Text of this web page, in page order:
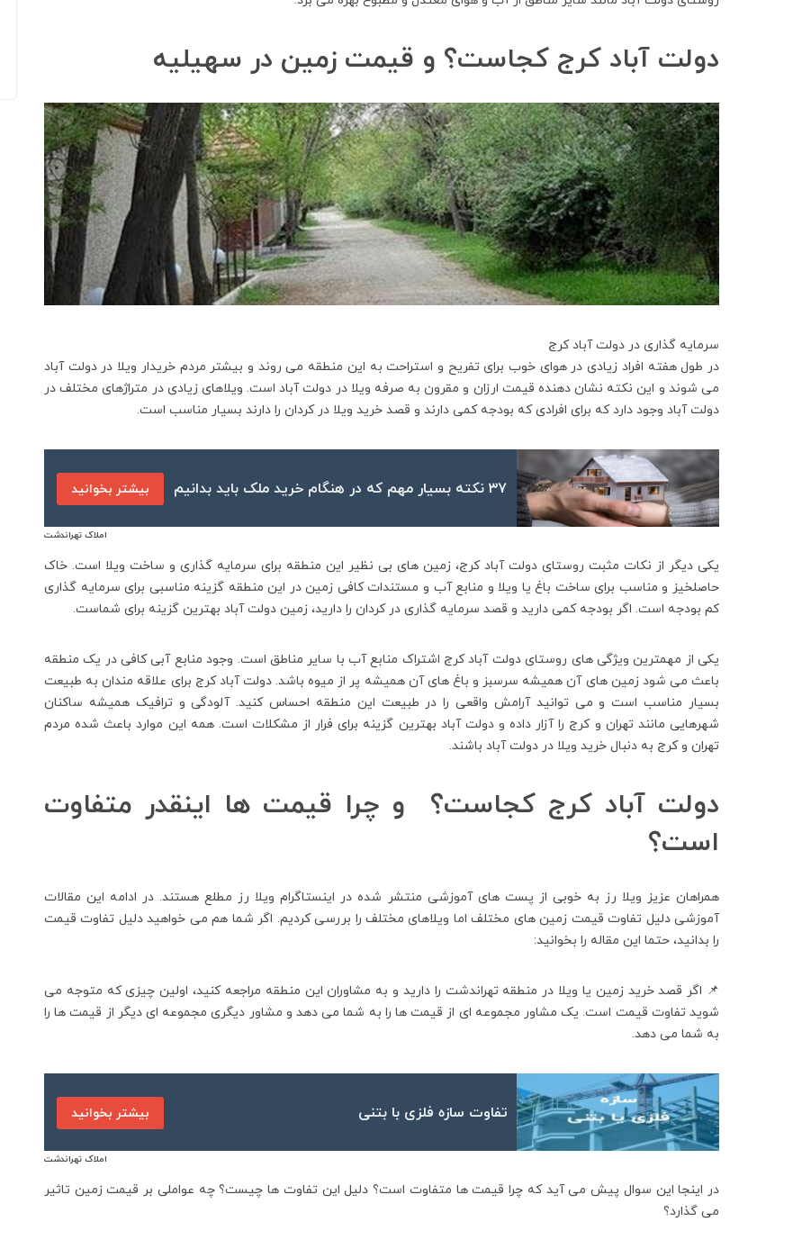
دولت آباد کرج کجاست؟ و قیمت زمین در سهیلیه
سرمایه گذاری در دولت آباد کرج
در طول هفته افراد زیادی در هوای خوب برای تفریح ​​و استراحت به این منطقه می روند و بیشتر مردم خریدار ویلا در دولت آباد
می شوند و این نکته نشان دهنده قیمت ارزان و مقرون به صرفه ویلا در دولت آباد است. ویلاهای زیادی در متراژهای مختلف در
دولت آباد وجود دارد که برای افرادی که بودجه کمی دارند و قصد خرید ویلا در کردان را دارند بسیار مناسب است.
۳۷ نکته بسیار مهم که در هنگام خرید ملک باید بدانیم بیشتر بخوانید
املاک تهراندشت
یکی دیگر از نکات مثبت روستای دولت آباد کرج، زمین های بی نظیر این منطقه برای سرمایه گذاری و ساخت ویلا است. خاک
حاصلخیز و مناسب برای ساخت باغ یا ویلا و منابع آب و مستندات کافی زمین در این منطقه گزینه مناسبی برای سرمایه گذاری
کم بودجه است. اگر بودجه کمی دارید و قصد سرمایه گذاری در کردان را دارید، زمین دولت آباد بهترین گزینه برای شماست.
یکی از مهمترین ویژگی های روستای دولت آباد کرج اشتراک منابع آب با سایر مناطق است. وجود منابع آبی کافی در یک منطقه
باعث می شود زمین های آن همیشه سرسبز و باغ های آن همیشه پر از میوه باشد. دولت آباد کرج برای علاقه مندان به طبیعت
بسیار مناسب است و می توانید آرامش واقعی را در طبیعت این منطقه احساس کنید. آلودگی و ترافیک همیشه ساکنان
شهرهایی مانند تهران و کرج را آزار داده و دولت آباد بهترین گزینه برای فرار از مشکلات است. همه این موارد باعث شده مردم
تهران و کرج به دنبال خرید ویلا در دولت آباد باشند.
دولت آباد کرج کجاست؟ و چرا قیمت ها اینقدر متفاوت
است؟
همراهان عزیز ویلا رز به خوبی از پست های آموزشی منتشر شده در اینستاگرام ویلا رز مطلع هستند. در ادامه این مقالات
آموزشی دلیل تفاوت قیمت زمین های مختلف اما ویلاهای مختلف را بررسی کردیم. اگر شما هم می خواهید دلیل تفاوت قیمت
را بدانید، حتما این مقاله را بخوانید:
📌 اگر قصد خرید زمین یا ویلا در منطقه تهراندشت را دارید و به مشاوران این منطقه مراجعه کنید، اولین چیزی که متوجه می
شوید تفاوت قیمت است. یک مشاور مجموعه ای از قیمت ها را به شما می دهد و مشاور دیگری مجموعه ای دیگر از قیمت ها را
به شما می دهد.
تفاوت سازه فلزی با بتنی بیشتر بخوانید
املاک تهراندشت
در اینجا این سوال پیش می آید که چرا قیمت ها متفاوت است؟ دلیل این تفاوت ها چیست؟ چه عواملی بر قیمت زمین تاثیر
می گذارد؟